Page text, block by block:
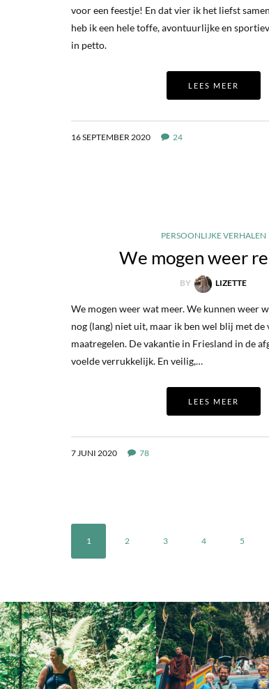
voor een feestje! En dat vier ik het liefst
heb ik een hele toffe, avontuurlijke en
in petto.
LEES MEER
16 SEPTEMBER 2020 24
PERSOONLIJKE VERHALEN
We mogen weer
BY LIZETTE
We mogen weer wat meer. We kunnen weer
nog (lang) niet uit, maar ik ben wel blij met de
maatregelen. De vakantie in Friesland in de
voelde verrukkelijk. En veilig,…
LEES MEER
7 JUNI 2020 78
1 2 3 4 5